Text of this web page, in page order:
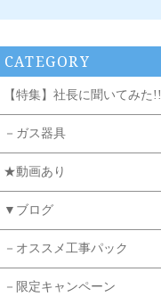
CATEGORY
【特集】社長に聞いてみた!!
－ガス器具
★動画あり
▼ブログ
－オススメ工事パック
－限定キャンペーン